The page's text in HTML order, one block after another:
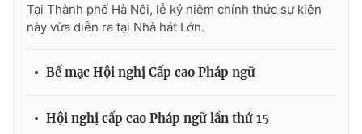
Tại Thành phố Hà Nội, lễ kỷ niệm chính thức sự kiện
này vừa diễn ra tại Nhà hát Lớn.
Bế mạc Hội nghị Cấp cao Pháp ngữ
Hội nghị cấp cao Pháp ngữ lần thứ 15